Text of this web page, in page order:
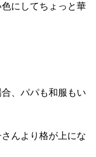
にしてちょっと華
、パパも和服もい
んより格が上にな